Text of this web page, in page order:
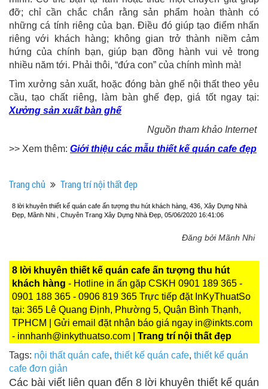
đỡ; chỉ cần chắc chắn rằng sản phẩm hoàn thành có
những cá tính riêng của bạn. Điều đó giúp tạo điểm nhấn
riêng với khách hàng; không gian trở thành niềm cảm
hứng của chính bạn, giúp bạn đồng hành vui vẻ trong
nhiều năm tới. Phải thôi, “đứa con” của chính mình mà!
Tìm xưởng sản xuất, hoặc đóng bàn ghế nội thất theo yêu
cầu, tạo chất riêng, làm bàn ghế đẹp, giá tốt ngay tại:
Xưởng sản xuất bàn ghế
Nguồn tham khảo Internet
>> Xem thêm: Giới thiệu các mẫu thiết kế quán cafe đẹp
Trang chủ Trang trí nội thất đẹp
8 lời khuyên thiết kế quán cafe ấn tượng thu hút khách hàng, 436, Xây Dựng Nhà
Đẹp, Mãnh Nhi , Chuyên Trang Xây Dựng Nhà Đẹp, 05/06/2020 16:41:06
Đăng bởi Mãnh Nhi
8 lời khuyên thiết kế quán cafe ấn tượng thu hút
khách hàng - Hotline in ấn gặp CSKH 0901 189 365 -
0901 188 365 - 0906 819 365 Trực tiếp đặt InKyThuatSo
tại: 365 Lê Quang Định, Phường 5, Quận Bình Thạnh,
TPHCM | Gửi email đặt nhận báo giá ngay in@inkts.com
- innhanh@inkythuatso.com | Trang trí nội thất đẹp
Tags: nội thất quán cafe, thiết kế quán cafe, thiết kế quán
cafe đơn giản
Các bài viết liên quan đến 8 lời khuyên thiết kế quán